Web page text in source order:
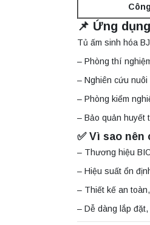
📌 Ứng
Tủ ấm sinh hóa
– Phòng thí
– Nghiên cứu nuôi
– Phòng kiểm
– Bảo quản huyết
✅ Vì sao nên
– Thương hiệu
– Hiệu suất ổn
– Thiết kế an
– Dễ dàng lắp